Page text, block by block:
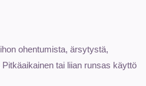
ohentumista, ärsytystä,
tai liian runsas käyttö